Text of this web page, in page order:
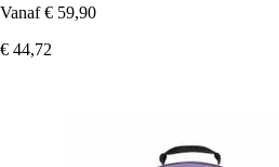
Vanaf € 59,90
€ 44,72